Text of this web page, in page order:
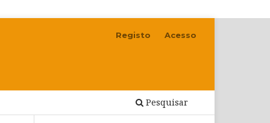
Pesquisar
Registo Acesso